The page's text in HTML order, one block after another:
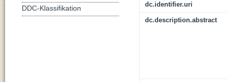
dc.identifier.uri
dc.description.abstract
DDC-Klassifikation